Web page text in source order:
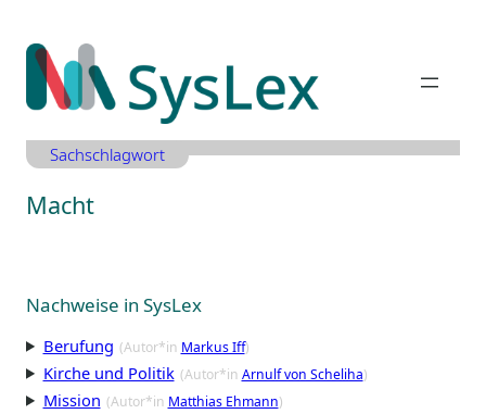
Inhalt
springen
Sachschlagwort
Macht
Nachweise in SysLex
Berufung (Autor*in Markus Iff)
Kirche und Politik (Autor*in Arnulf von Scheliha)
Mission (Autor*in Matthias Ehmann)